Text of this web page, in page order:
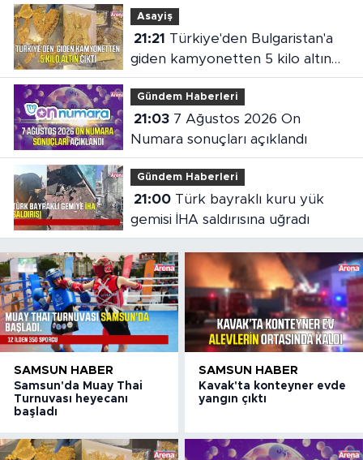
Asayiş
21:21
giden kamyonetten 5 kilo altın
çıktı
Gündem Haberleri
21:037 Ağustos 2026 On
Numara sonuçları açıklandı
Gündem Haberleri
21:00Türk bayraklı kuru yük
gemisi İHA saldırısına uğradı
SAMSUN HABER
Samsun'da Muay Thai
Turnuvası heyecanı
başladı
SAMSUN HABER
Kavak'ta konteyner evde
yangın çıktı